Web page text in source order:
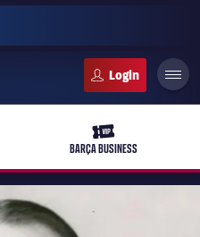
ticket-vip
BARÇA BUSINESS